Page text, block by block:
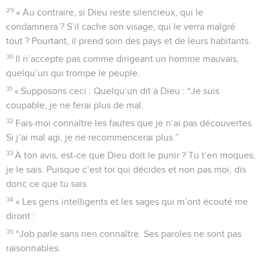
29 « Au contraire, si Dieu reste silencieux, qui le
condamnera ? S’il cache son visage, qui le verra malgré
tout ? Pourtant, il prend soin des pays et de leurs habitants.
30 Il n’accepte pas comme dirigeant un homme mauvais,
quelqu’un qui trompe le peuple.
31 « Supposons ceci : Quelqu’un dit à Dieu : “Je suis
coupable, je ne ferai plus de mal.
32 Fais-moi connaître les fautes que je n’ai pas découvertes.
Si j’ai mal agi, je ne recommencerai plus.”
33 À ton avis, est-ce que Dieu doit le punir ? Tu t’en moques,
je le sais. Puisque c’est toi qui décides et non pas moi, dis
donc ce que tu sais.
34 « Les gens intelligents et les sages qui m’ont écouté me
diront :
35 “Job parle sans rien connaître. Ses paroles ne sont pas
raisonnables.